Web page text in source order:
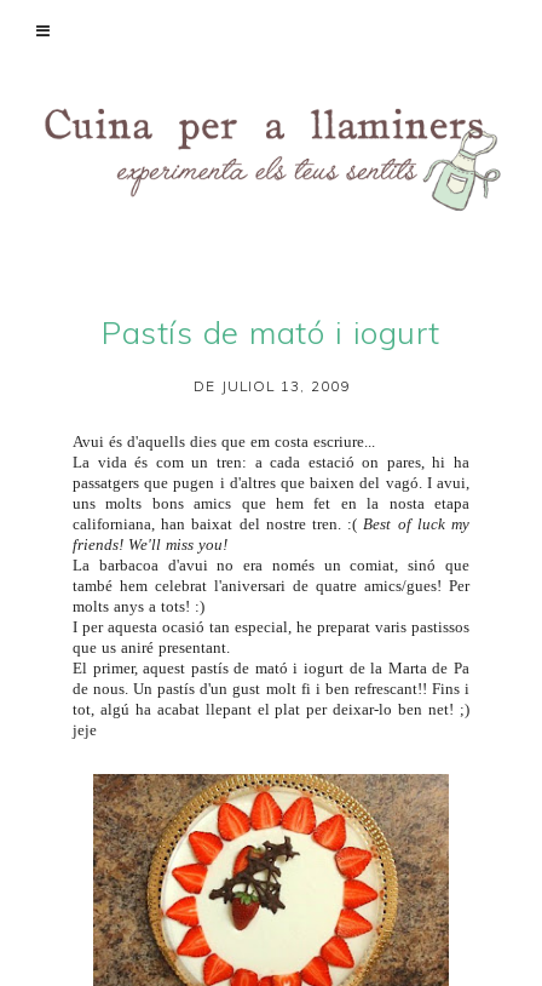
Pastís de mató i iogurt
DE JULIOL 13, 2009
Avui és d'aquells dies que em costa escriure...
La vida és com un tren: a cada estació on pares, hi ha
passatgers que pugen i d'altres que baixen del vagó. I avui,
uns molts bons amics que hem fet en la nosta etapa
californiana, han baixat del nostre tren. :( Best of luck my
friends! We'll miss you!
La barbacoa d'avui no era només un comiat, sinó que
també hem celebrat l'aniversari de quatre amics/gues! Per
molts anys a tots! :)
I per aquesta ocasió tan especial, he preparat varis pastissos
que us aniré presentant.
El primer, aquest pastís de mató i iogurt de la Marta de Pa
de nous . Un pastís d'un gust molt fi i ben refrescant!! Fins i
tot, algú ha acabat llepant el plat per deixar-lo ben net! ;)
jeje